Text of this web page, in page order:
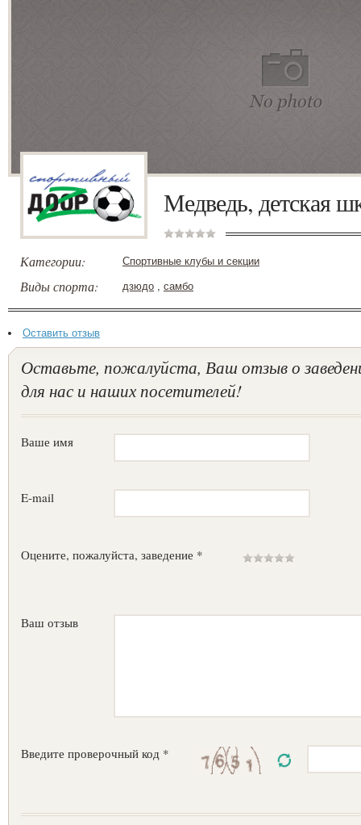
Медведь, детская
Категории: Спортивные клубы и секции
Виды спорта: дзюдо , самбо
Оставить отзыв
Оставьте, пожалуйста, Ваш отзыв о
для нас и наших посетителей!
Ваше имя
E-mail
Оцените, пожалуйста, заведение *
Ваш отзыв
Введите проверочный код *